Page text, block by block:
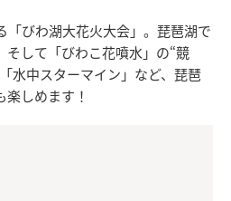
「びわ湖大花火大会」。琵琶湖で
して「びわこ花噴水」の“競
水中スターマイン」など、琵琶
しめます！